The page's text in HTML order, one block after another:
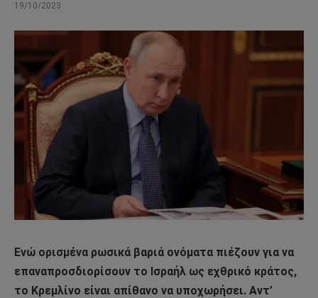
19/10/2023
Ενώ ορισμένα ρωσικά βαριά ονόματα πιέζουν για να
επαναπροσδιορίσουν το Ισραήλ ως εχθρικό κράτος,
το Κρεμλίνο είναι απίθανο να υποχωρήσει. Αντ’